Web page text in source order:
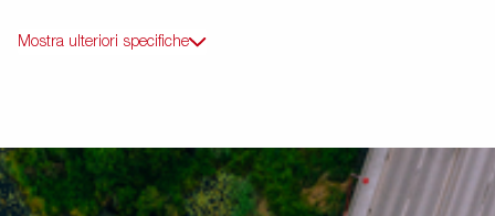
Mostra ulteriori specifiche